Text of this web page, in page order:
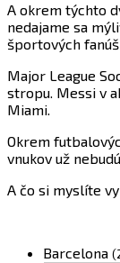
A okrem týchto
nedajame sa
športových
Major League
stropu. Messi v
Miami.
Okrem
vnukov už
A čo si myslíte
Barcelona